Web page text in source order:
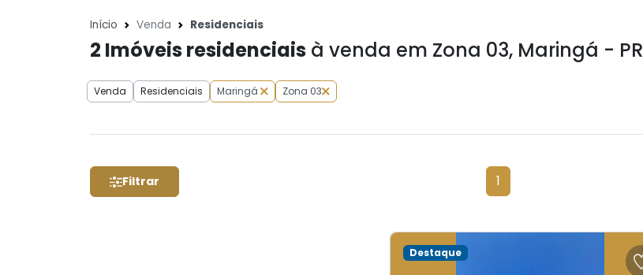
Início Venda Residenciais
2 Imóveis residenciais à venda em Zona 03, Maringá - PR
Venda Residenciais Maringá Zona 03
Filtrar 1
Destaque